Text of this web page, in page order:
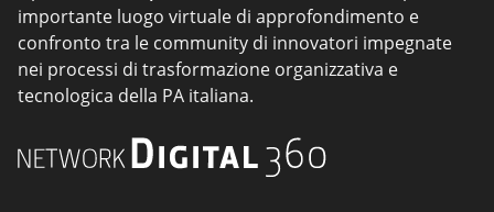
importante luogo virtuale di approfondimento e
confronto tra le community di innovatori impegnate
nei processi di trasformazione organizzativa e
tecnologica della PA italiana.